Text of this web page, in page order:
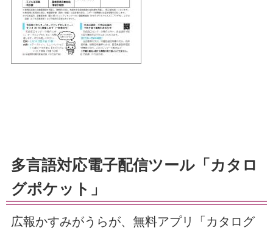
多言語対応電子配信ツール「カタロ
グポケット」
広報かすみがうらが、無料アプリ「カタログ